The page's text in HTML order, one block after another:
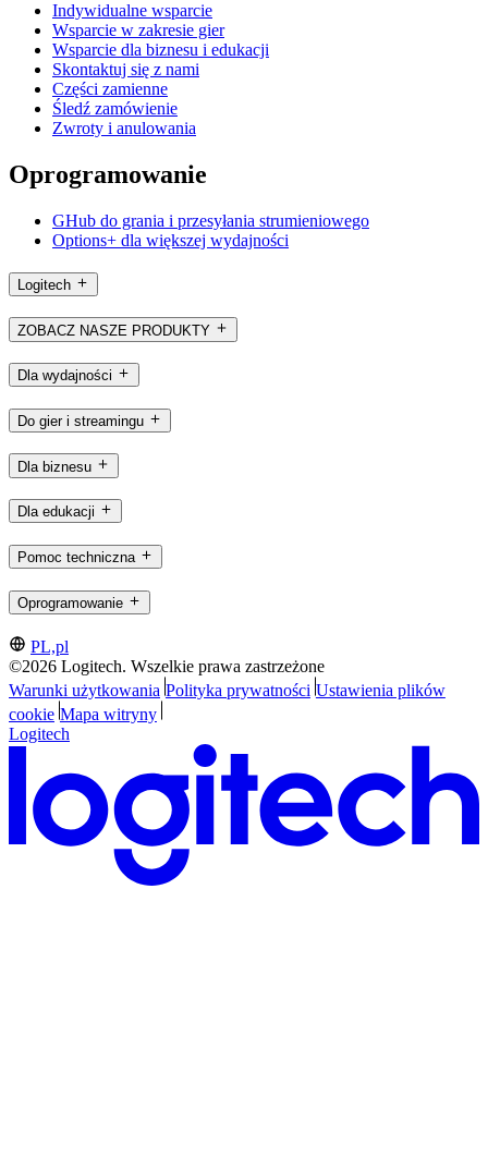
Indywidualne wsparcie
Wsparcie w zakresie gier
Wsparcie dla biznesu i edukacji
Skontaktuj się z nami
Części zamienne
Śledź zamówienie
Zwroty i anulowania
Oprogramowanie
GHub do grania i przesyłania strumieniowego
Options+ dla większej wydajności
Logitech
ZOBACZ NASZE PRODUKTY
Dla wydajności
Do gier i streamingu
Dla biznesu
Dla edukacji
Pomoc techniczna
Oprogramowanie
PL,pl
©2026 Logitech. Wszelkie prawa zastrzeżone
Warunki użytkowania Polityka prywatności Ustawienia plików
cookie Mapa witryny
Logitech